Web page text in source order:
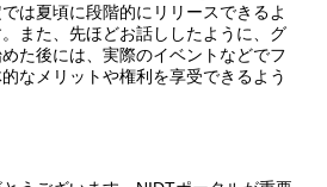
は夏頃に段階的にリリースできるよ
また、先ほどお話ししたように、グ
た後には、実際のイベントなどでフ
なメリットや権利を享受できるよう